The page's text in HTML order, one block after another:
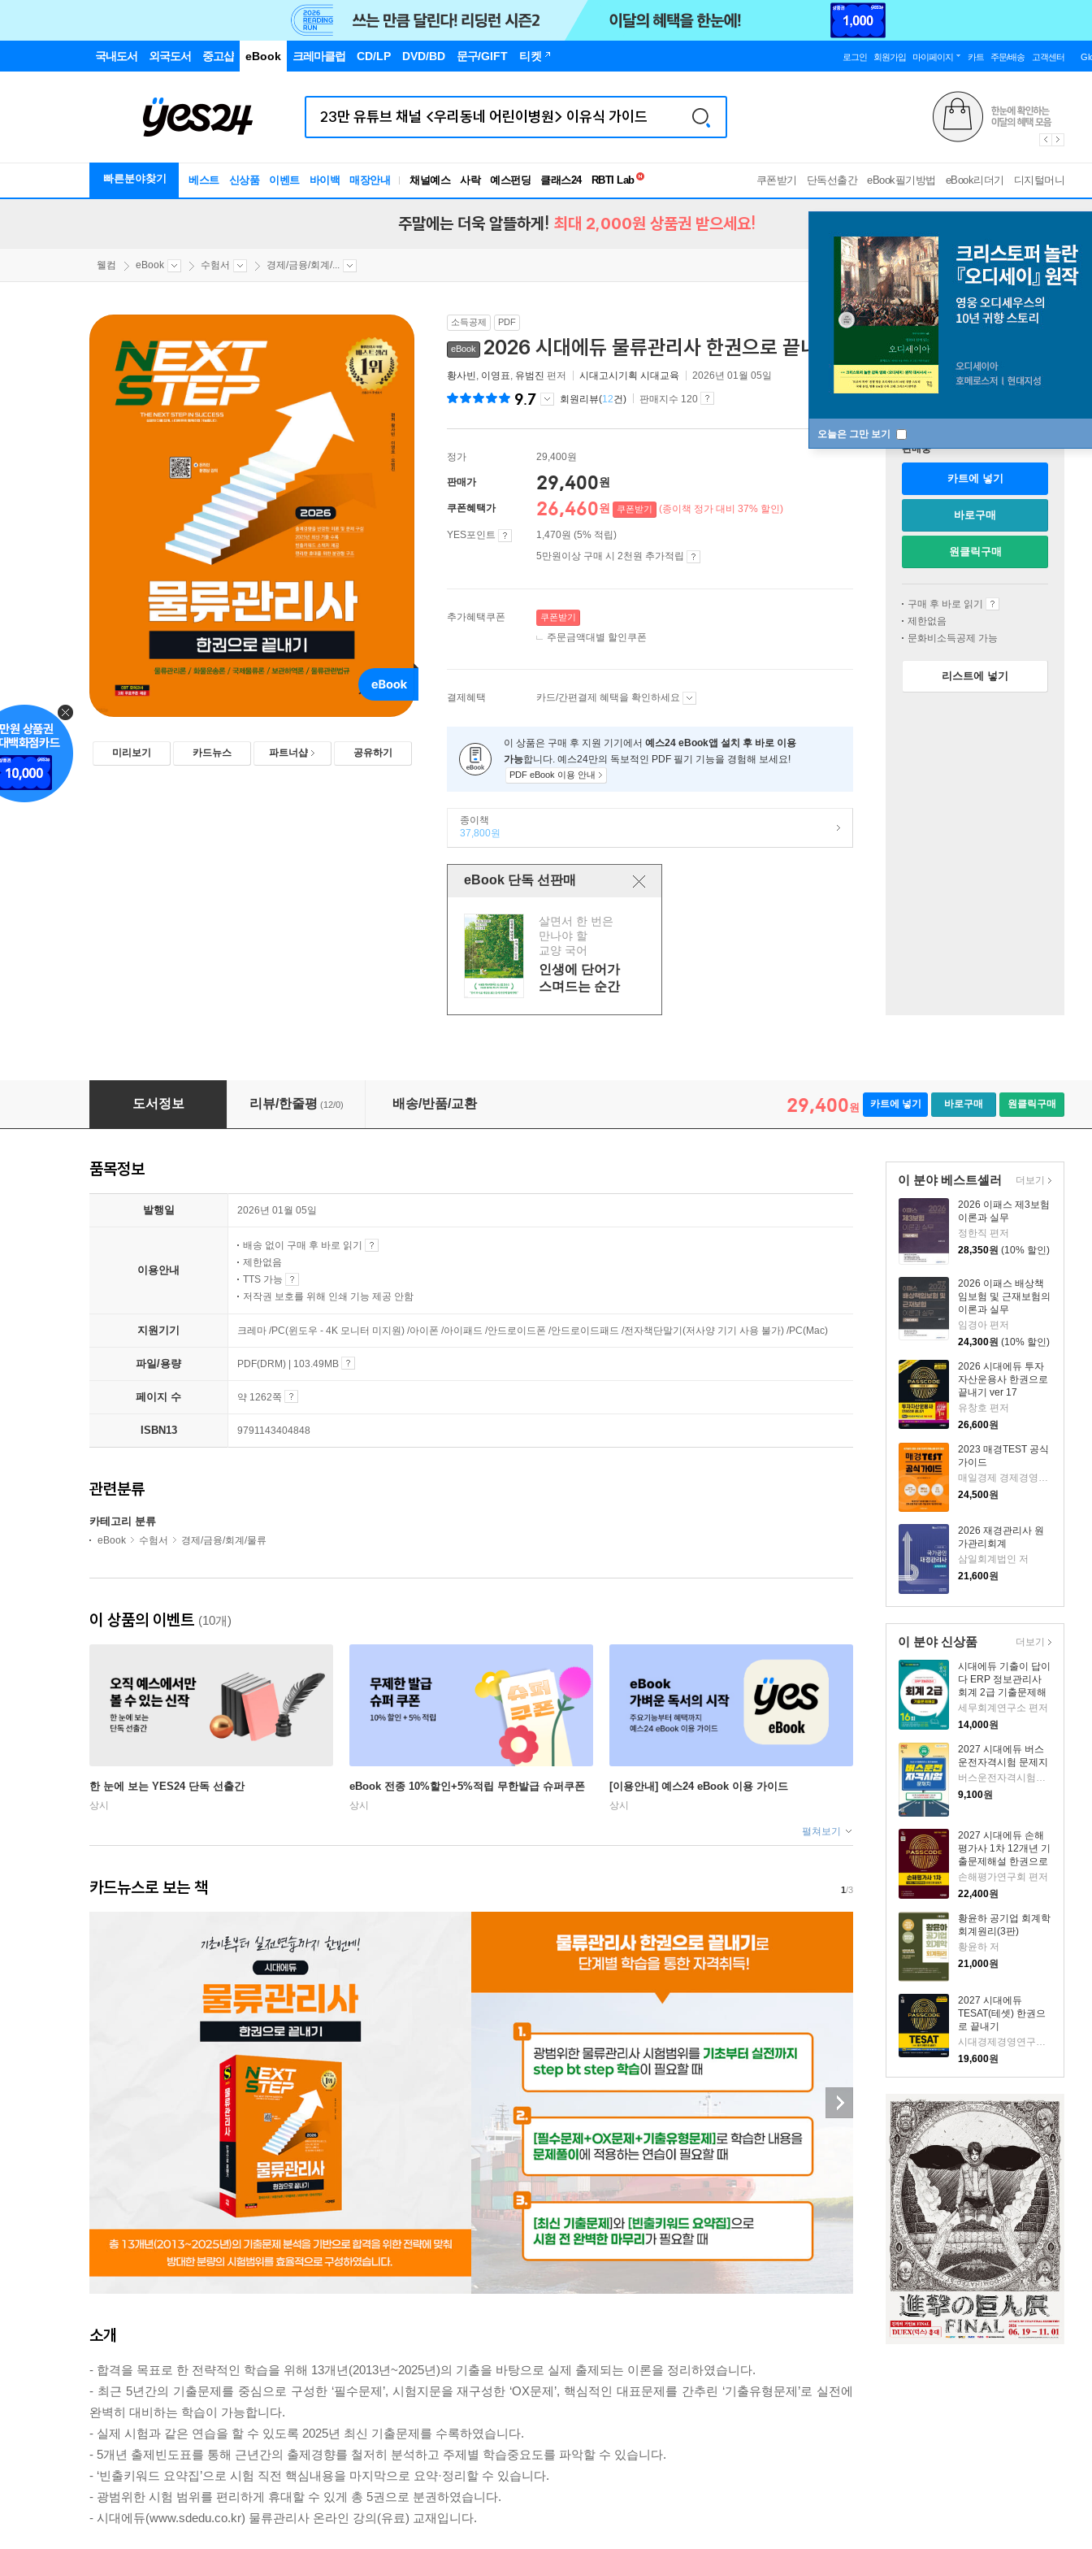
국내도서 외국도서 중고샵 eBook 크레마클럽 CD/LP DVD/BD 문구/GIFT 티켓 로그인 회원가입 마이페이지 카트 주문/배송 고객센터
빠른분야찾기 베스트 신상품 이벤트 바이백 매장안내 채널예스 사락 예스펀딩 클래스24
독서유형검사
쿠폰받기 단독선출간 eBook필기방법 eBook리더기 디지털머니
오늘은 그만 보기
주말에는 더욱 알뜰하게! 최대 2,000원 상품권 받으세요!
웰컴 eBook 수험서 경제/금융/회계/...
미리보기 카드뉴스 파트너샵 공유하기
소득공제 PDF
eBook 2026 시대에듀 물류관리사 한권으로 끝내기 [ 스마트한 PDF 필기 기능을 사용해 보세요! ]
황사빈 , 이영표, 유범진 편저 시대고시기획 시대교육 2026년 01월 05일
9.7 회원리뷰(12건) 판매지수 120
정가 29,400원
판매가 29,400원
쿠폰혜택가 26,460원 쿠폰받기 (종이책 정가 대비 37% 할인)
YES포인트
1,470원 (5% 적립)
5만원이상 구매 시 2천원 추가적립
추가혜택쿠폰 쿠폰받기
주문금액대별 할인쿠폰
결제혜택 카드/간편결제 혜택을 확인하세요
이 상품은 구매 후 지원 기기에서 예스24 eBook앱 설치 후 바로 이용
가능합니다. 예스24만의 독보적인 PDF 필기 기능을 경험해 보세요!
PDF eBook 이용 안내
종이책
37,800원
eBook 단독 선판매
살면서 한 번은
만나야 할
교양 국어
인생에 단어가
스며드는 순간
판매중
카트에 넣기
바로구매
원클릭구매
구매 후 바로 읽기
제한없음
문화비소득공제 가능
리스트에 넣기
2026 시대에듀 물류관리사 한권으로 끝내기
도서정보 리뷰/한줄평 (12/0) 배송/반품/교환 29,400원 카트에 넣기 바로구매 원클릭구매
이 분야 베스트셀러
2026 이패스 제3보험
이론과 실무
정한직 편저
28,350원 (10% 할인)
2026 이패스 배상책
임보험 및 근재보험의
이론과 실무
임경아 편저
24,300원 (10% 할인)
2026 시대에듀 투자
자산운용사 한권으로
끝내기 ver 17
유창호 편저
26,600원
2023 매경TEST 공식
가이드
매일경제 경제경영연구소 저
24,500원
2026 재경관리사 원
가관리회계
삼일회계법인 저
21,600원
더보기
이 분야 신상품
시대에듀 기출이 답이
다 ERP 정보관리사
회계 2급 기출문제해
설 16회
세무회계연구소 편저
14,000원
2027 시대에듀 버스
운전자격시험 문제지
9,100원
2027 시대에듀 손해
평가사 1차 12개년 기
출문제해설 한권으로
끝내기
손해평가연구회 편저
22,400원
황윤하 공기업 회계학
회계원리(3판)
황윤하 저
21,000원
2027 시대에듀
TESAT(테셋) 한권으
로 끝내기
시대경제경영연구소 편저
19,600원
더보기
품목정보
발행일 2026년 01월 05일
이용안내
배송 없이 구매 후 바로 읽기
제한없음
TTS 가능
저작권 보호를 위해 인쇄 기능 제공 안함
지원기기 크레마 /PC(윈도우 - 4K 모니터 미지원) /아이폰 /아이패드 /안드로이드폰 /안드로이드패드 /전자책단말기(저사양 기기 사용 불가) /PC(Mac)
파일/용량 PDF(DRM) | 103.49MB
페이지 수 약 1262쪽
ISBN13 9791143404848
관련분류
카테고리 분류
eBook 수험서 경제/금융/회계/물류
이 상품의 이벤트 (10개)
한 눈에 보는 YES24 단독 선출간
상시
eBook 전종 10%할인+5%적립 무한발급 슈퍼쿠폰
상시
[이용안내] 예스24 eBook 이용 가이드
상시
펼쳐보기
카드뉴스로 보는 책 1/3
소개
- 합격을 목표로 한 전략적인 학습을 위해 13개년(2013년~2025년)의 기출을 바탕으로 실제 출제되는 이론을 정리하였습니다.
- 최근 5년간의 기출문제를 중심으로 구성한 ‘필수문제’, 시험지문을 재구성한 ‘OX문제’, 핵심적인 대표문제를 간추린 ‘기출유형문제’로 실전에
완벽히 대비하는 학습이 가능합니다.
- 실제 시험과 같은 연습을 할 수 있도록 2025년 최신 기출문제를 수록하였습니다.
- 5개년 출제빈도표를 통해 근년간의 출제경향를 철저히 분석하고 주제별 학습중요도를 파악할 수 있습니다.
- ‘빈출키워드 요약집’으로 시험 직전 핵심내용을 마지막으로 요약·정리할 수 있습니다.
- 광범위한 시험 범위를 편리하게 휴대할 수 있게 총 5권으로 분권하였습니다.
- 시대에듀(www.sdedu.co.kr) 물류관리사 온라인 강의(유료) 교재입니다.